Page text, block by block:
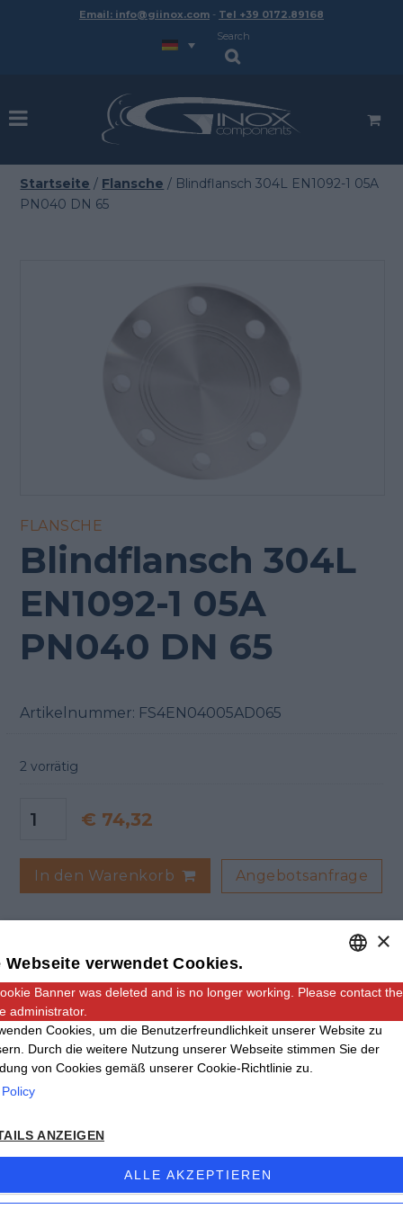
Email: info@giinox.com - Tel +39 0172.89168
Search
Startseite / Flansche / Blindflansch 304L EN1092-1 05A
PN040 DN 65
FLANSCHE
Blindflansch 304L
EN1092-1 05A
PN040 DN 65
Artikelnummer: FS4EN04005AD065
2 vorrätig
€ 74,32
In den Warenkorb Angebotsanfrage
Email:info@giinox.com
ENGLISH
ITALIAN
GERMAN
×
Webseite verwendet Cookies.
Banner was deleted and is no longer working. Please contact the
administrator.
Cookies, um die Benutzerfreundlichkeit unserer Website zu
Durch die weitere Nutzung unserer Webseite stimmen Sie der
von Cookies gemäß unserer Cookie-Richtlinie zu.
ANZEIGEN
ALLE AKZEPTIEREN